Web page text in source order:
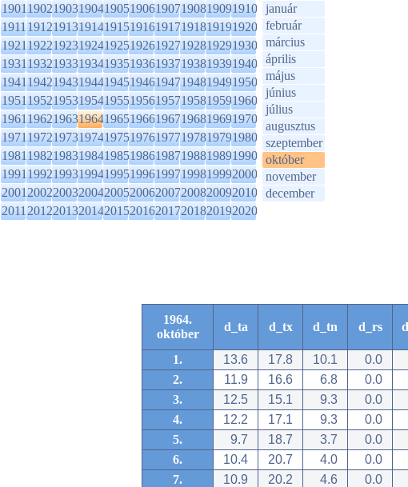
1901190219031904190519061907190819091910
1911191219131914191519161917191819191920
1921192219231924192519261927192819291930
1931193219331934193519361937193819391940
1941194219431944194519461947194819491950
1951195219531954195519561957195819591960
1961196219631964196519661967196819691970
1971197219731974197519761977197819791980
1981198219831984198519861987198819891990
1991199219931994199519961997199819992000
2001200220032004200520062007200820092010
2011201220132014201520162017201820192020
január
február
március
április
május
június
július
augusztus
szeptember
október
november
december
1964.
október
d_ta d_tx d_tn d_rs
1. 13.6 17.8 10.1 0.0
2.
11.9 16.6 6.8 0.0
3.
12.5 15.1 9.3 0.0
4.
12.2 17.1 9.3 0.0
5.
9.7 18.7 3.7 0.0
6.
10.4 20.7 4.0 0.0
7.
10.9 20.2 4.6 0.0